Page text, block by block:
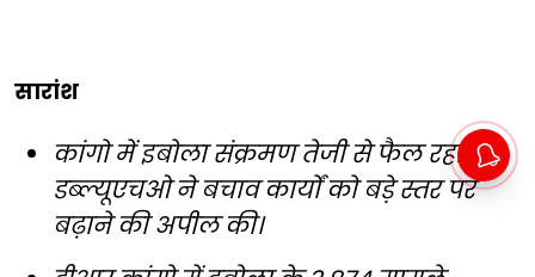
सारांश
कांगो में इबोला संक्रमण तेजी से फैल रहा,
डब्ल्यूएचओ ने बचाव कार्यों को बड़े स्तर पर
बढ़ाने की अपील की।